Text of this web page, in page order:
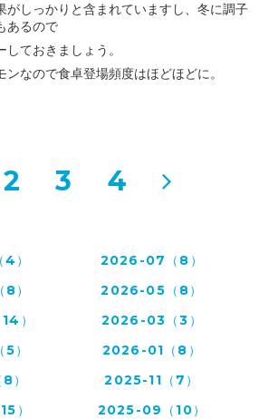
がしっかりと含まれていますし、冬に調子
あるので
ておきましょう。
なので食卓登場頻度はほどほどに。
2 3 4
）
2026-07（8）
）
2026-05（8）
）
2026-03（3）
）
2026-01（8）
）
2025-11（7）
）
2025-09（10）